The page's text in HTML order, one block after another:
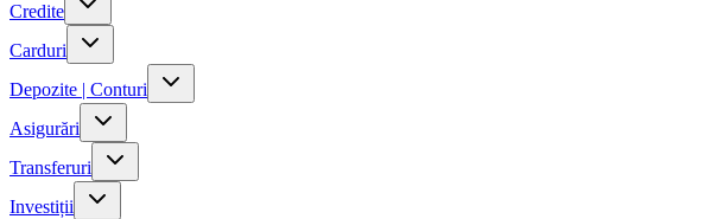
Credite
Carduri
Depozite | Conturi
Asigurări
Transferuri
Investiții